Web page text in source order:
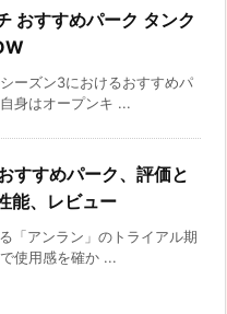
おすすめパーク タンク
ーズン3におけるおすすめパ
身はオープンキ ...
すすめパーク、評価と
能、レビュー
「アンラン」のトライアル期
使用感を確か ...